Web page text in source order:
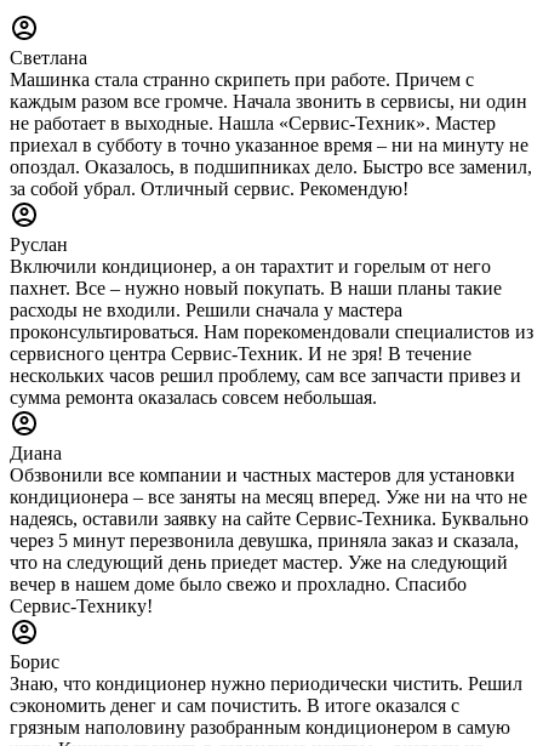
Светлана
Машинка стала странно скрипеть при работе. Причем с
каждым разом все громче. Начала звонить в сервисы, ни один
не работает в выходные. Нашла «Сервис-Техник». Мастер
приехал в субботу в точно указанное время – ни на минуту не
опоздал. Оказалось, в подшипниках дело. Быстро все заменил,
за собой убрал. Отличный сервис. Рекомендую!
Руслан
Включили кондиционер, а он тарахтит и горелым от него
пахнет. Все – нужно новый покупать. В наши планы такие
расходы не входили. Решили сначала у мастера
проконсультироваться. Нам порекомендовали специалистов из
сервисного центра Сервис-Техник. И не зря! В течение
нескольких часов решил проблему, сам все запчасти привез и
сумма ремонта оказалась совсем небольшая.
Диана
Обзвонили все компании и частных мастеров для установки
кондиционера – все заняты на месяц вперед. Уже ни на что не
надеясь, оставили заявку на сайте Сервис-Техника. Буквально
через 5 минут перезвонила девушка, приняла заказ и сказала,
что на следующий день приедет мастер. Уже на следующий
вечер в нашем доме было свежо и прохладно. Спасибо
Сервис-Технику!
Борис
Знаю, что кондиционер нужно периодически чистить. Решил
сэкономить денег и сам почистить. В итоге оказался с
грязным наполовину разобранным кондиционером в самую